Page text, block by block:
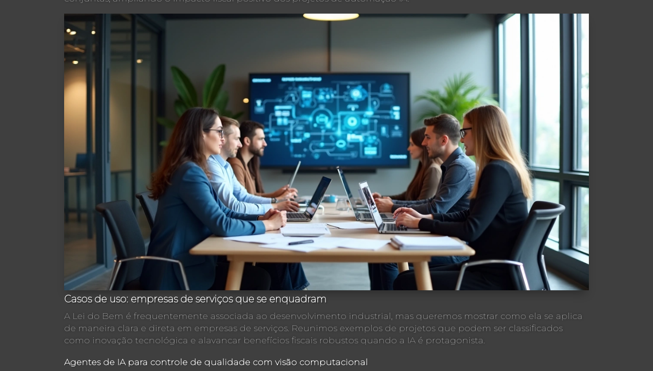
Casos de uso: empresas de serviços que se enquadram
A Lei do Bem é frequentemente associada ao desenvolvimento industrial, mas queremos mostrar como ela se aplica
de maneira clara e direta em empresas de serviços. Reunimos exemplos de projetos que podem ser classificados
como inovação tecnológica e alavancar benefícios fiscais robustos quando a IA é protagonista.
Agentes de IA para controle de qualidade com visão computacional